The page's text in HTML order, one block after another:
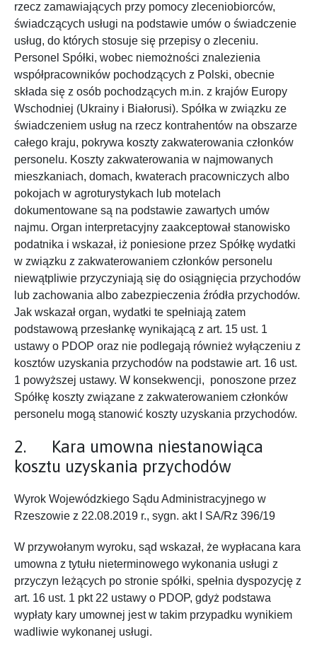
rzecz zamawiających przy pomocy zleceniobiorców,
świadczących usługi na podstawie umów o świadczenie
usług, do których stosuje się przepisy o zleceniu.
Personel Spółki, wobec niemożności znalezienia
współpracowników pochodzących z Polski, obecnie
składa się z osób pochodzących m.in. z krajów Europy
Wschodniej (Ukrainy i Białorusi). Spółka w związku ze
świadczeniem usług na rzecz kontrahentów na obszarze
całego kraju, pokrywa koszty zakwaterowania członków
personelu. Koszty zakwaterowania w najmowanych
mieszkaniach, domach, kwaterach pracowniczych albo
pokojach w agroturystykach lub motelach
dokumentowane są na podstawie zawartych umów
najmu. Organ interpretacyjny zaakceptował stanowisko
podatnika i wskazał, iż poniesione przez Spółkę wydatki
w związku z zakwaterowaniem członków personelu
niewątpliwie przyczyniają się do osiągnięcia przychodów
lub zachowania albo zabezpieczenia źródła przychodów.
Jak wskazał organ, wydatki te spełniają zatem
podstawową przesłankę wynikającą z art. 15 ust. 1
ustawy o PDOP oraz nie podlegają również wyłączeniu z
kosztów uzyskania przychodów na podstawie art. 16 ust.
1 powyższej ustawy. W konsekwencji, ponoszone przez
Spółkę koszty związane z zakwaterowaniem członków
personelu mogą stanowić koszty uzyskania przychodów.
2. Kara umowna niestanowiąca
kosztu uzyskania przychodów
Wyrok Wojewódzkiego Sądu Administracyjnego w
Rzeszowie z 22.08.2019 r., sygn. akt I SA/Rz 396/19
W przywołanym wyroku, sąd wskazał, że wypłacana kara
umowna z tytułu nieterminowego wykonania usługi z
przyczyn leżących po stronie spółki, spełnia dyspozycję z
art. 16 ust. 1 pkt 22 ustawy o PDOP, gdyż podstawa
wypłaty kary umownej jest w takim przypadku wynikiem
wadliwie wykonanej usługi.